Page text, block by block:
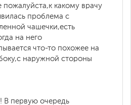
какому врачу
проблема с
чашечки,есть
на него
что-то похожее на
наружной стороны
В первую очередь